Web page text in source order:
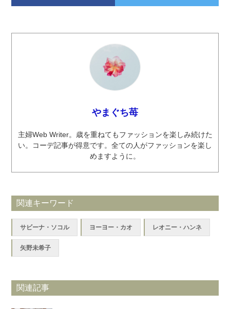
やまぐち苺
主婦Web Writer。歳を重ねてもファッションを楽しみ続けた
い。コーデ記事が得意です。全ての人がファッションを楽し
めますように。
関連キーワード
サビーナ・ソコル ヨーヨー・カオ レオニー・ハンネ
矢野未希子
関連記事